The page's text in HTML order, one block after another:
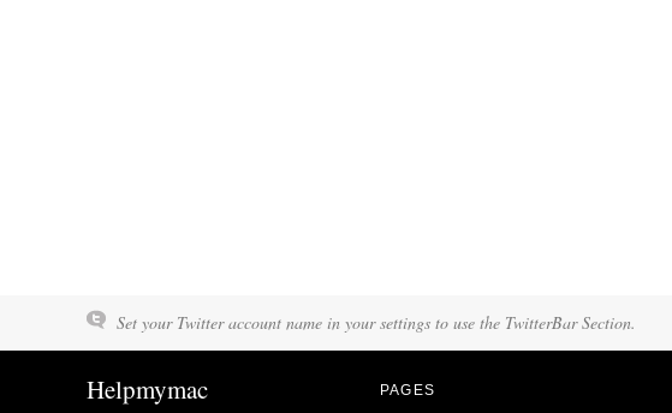
Set your Twitter account name in your settings to use the TwitterBar Section.
Helpmymac PAGES